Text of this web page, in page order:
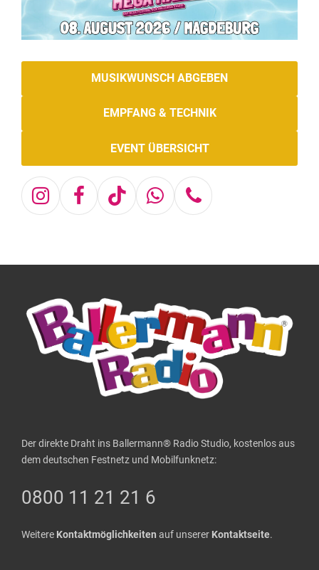
MUSIKWUNSCH ABGEBEN
EMPFANG & TECHNIK
EVENT ÜBERSICHT
Instagram
Facebook
TiktokWhatsapp
Telefon
Der direkte Draht ins Ballermann® Radio Studio, kostenlos aus
dem deutschen Festnetz und Mobilfunknetz:
0800 11 21 21 6
Weitere Kontaktmöglichkeiten auf unserer Kontaktseite.